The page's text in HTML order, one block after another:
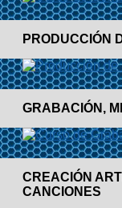
PRODUCCIÓN
GRABACIÓN,
CREACIÓN
CANCIONES